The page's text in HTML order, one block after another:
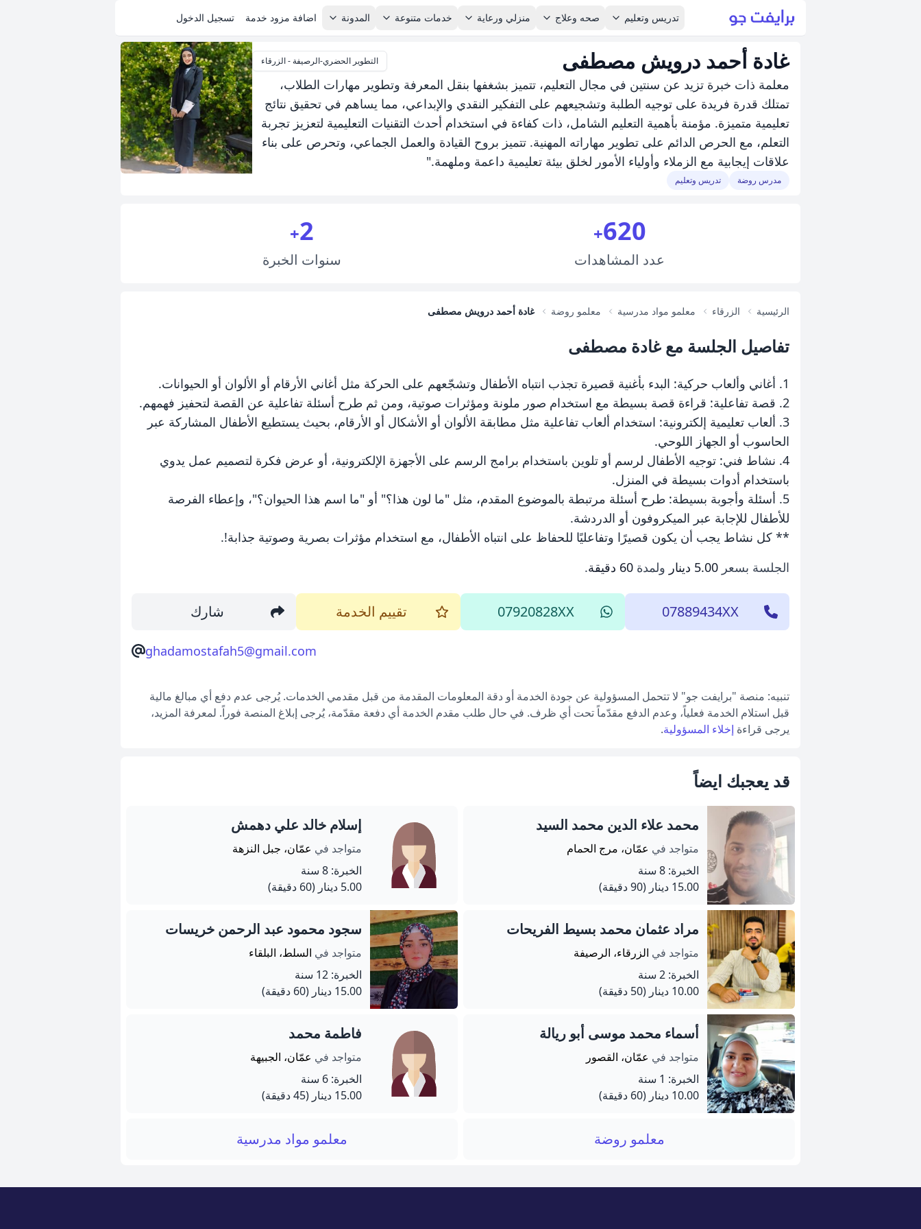
تدريس وتعليم صحه وعلاج منزلي ورعاية خدمات متنوعة المدونة اضافة مزود خدمة تسجيل الدخول
غادة أحمد درويش مصطفى التطوير الحضري-الرصيفة - الزرقاء
معلمة ذات خبرة تزيد عن سنتين في مجال التعليم، تتميز بشغفها بنقل المعرفة وتطوير مهارات الطلاب،
تمتلك قدرة فريدة على توجيه الطلبة وتشجيعهم على التفكير النقدي والإبداعي، مما يساهم في تحقيق نتائج
تعليمية متميزة. مؤمنة بأهمية التعليم الشامل، ذات كفاءة في استخدام أحدث التقنيات التعليمية لتعزيز تجربة
التعلم، مع الحرص الدائم على تطوير مهاراته المهنية. تتميز بروح القيادة والعمل الجماعي، وتحرص على بناء
علاقات إيجابية مع الزملاء وأولياء الأمور لخلق بيئة تعليمية داعمة وملهمة."
مدرس روضة تدريس وتعليم
620
+
عدد المشاهدات
2
+
سنوات الخبرة
الرئيسية الزرقاء معلمو مواد مدرسية معلمو روضة غادة أحمد درويش مصطفى
تفاصيل الجلسة مع غادة مصطفى
1. أغاني وألعاب حركية: البدء بأغنية قصيرة تجذب انتباه الأطفال وتشجّعهم على الحركة مثل أغاني الأرقام أو الألوان أو الحيوانات.
2. قصة تفاعلية: قراءة قصة بسيطة مع استخدام صور ملونة ومؤثرات صوتية، ومن ثم طرح أسئلة تفاعلية عن القصة لتحفيز فهمهم.
3. ألعاب تعليمية إلكترونية: استخدام ألعاب تفاعلية مثل مطابقة الألوان أو الأشكال أو الأرقام، بحيث يستطيع الأطفال المشاركة عبر
الحاسوب أو الجهاز اللوحي.
4. نشاط فني: توجيه الأطفال لرسم أو تلوين باستخدام برامج الرسم على الأجهزة الإلكترونية، أو عرض فكرة لتصميم عمل يدوي
باستخدام أدوات بسيطة في المنزل.
5. أسئلة وأجوبة بسيطة: طرح أسئلة مرتبطة بالموضوع المقدم، مثل "ما لون هذا؟" أو "ما اسم هذا الحيوان؟"، وإعطاء الفرصة
للأطفال للإجابة عبر الميكروفون أو الدردشة.
** كل نشاط يجب أن يكون قصيرًا وتفاعليًا للحفاظ على انتباه الأطفال، مع استخدام مؤثرات بصرية وصوتية جذابة!.
الجلسة بسعر 5.00 دينار ولمدة 60 دقيقة .
07889434XX
07920828XX تقييم الخدمة شارك
ghadamostafah5@gmail.com
تنبيه: منصة "برايفت جو" لا تتحمل المسؤولية عن جودة الخدمة أو دقة المعلومات المقدمة من قبل مقدمي الخدمات. يُرجى عدم دفع أي مبالغ مالية
قبل استلام الخدمة فعلياً، وعدم الدفع مقدّماً تحت أي ظرف. في حال طلب مقدم الخدمة أي دفعة مقدّمة، يُرجى إبلاغ المنصة فوراً. لمعرفة المزيد،
يرجى قراءة إخلاء المسؤولية.
قد يعجبك ايضاً
محمد علاء الدين محمد السيد
متواجد في عمّان، مرج الحمام
الخبرة: 8 سنة
15.00 دينار
(90 دقيقة)
إسلام خالد علي دهمش
متواجد في عمّان، جبل النزهة
الخبرة: 8 سنة
5.00 دينار
(60 دقيقة)
مراد عثمان محمد بسيط الفريحات
متواجد في الزرقاء، الرصيفة
الخبرة: 2 سنة
10.00 دينار
(50 دقيقة)
سجود محمود عبد الرحمن خريسات
متواجد في السلط، البلقاء
الخبرة: 12 سنة
15.00 دينار
(60 دقيقة)
أسماء محمد موسى أبو ريالة
متواجد في عمّان، القصور
الخبرة: 1 سنة
10.00 دينار
(60 دقيقة)
فاطمة محمد
متواجد في عمّان، الجبيهة
الخبرة: 6 سنة
15.00 دينار
(45 دقيقة)
معلمو روضة معلمو مواد مدرسية